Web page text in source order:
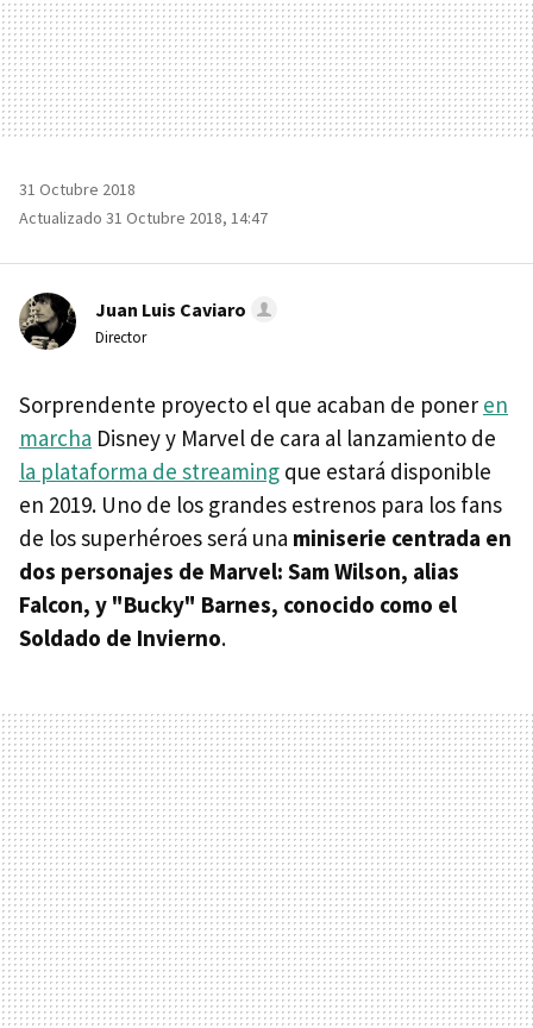
31 Octubre 2018
Actualizado 31 Octubre 2018, 14:47
Juan Luis Caviaro
Director
Sorprendente proyecto el que acaban de poner en
marcha Disney y Marvel de cara al lanzamiento de
la plataforma de streaming que estará disponible
en 2019. Uno de los grandes estrenos para los fans
de los superhéroes será una miniserie centrada en
dos personajes de Marvel: Sam Wilson, alias
Falcon, y "Bucky" Barnes, conocido como el
Soldado de Invierno.